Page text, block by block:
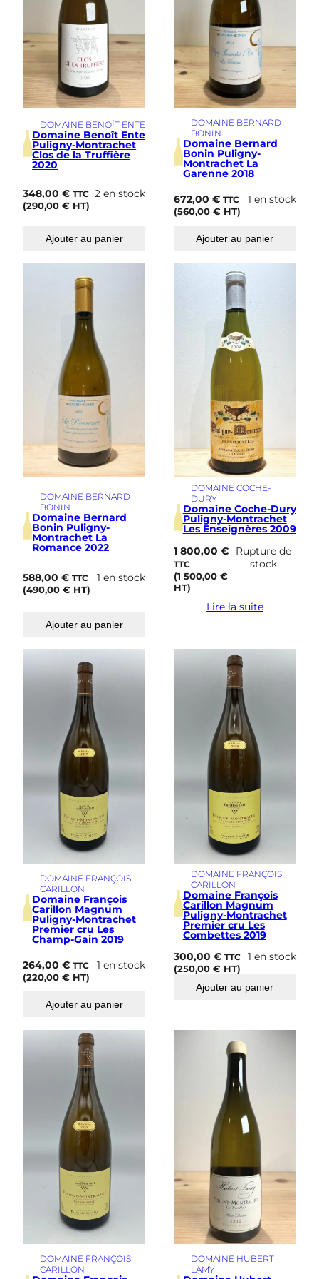
DOMAINE BENOÎT ENTE
Domaine Benoît Ente
Puligny-Montrachet
Clos de la Truffière
2020
348,00€ TTC
(290,00€ HT)
2 en stock
Ajouter au panier
DOMAINE BERNARD
BONIN
Domaine Bernard
Bonin Puligny-
Montrachet La
Garenne 2018
672,00 € TTC
(560,00 €HT)
1 en stock
Ajouter au panier
DOMAINE BERNARD
BONIN
Domaine Bernard
Bonin Puligny-
Montrachet La
Romance 2022
588,00€ TTC
(490,00€ HT)
1 en stock
Ajouter au panier
DOMAINE COCHE-
DURY
Domaine Coche-Dury
Puligny-Montrachet
Les Enseignères 2009
1 800,00 €
TTC
(1 500,00 €
HT)
Rupture de
stock
Lire la suite
DOMAINE FRANÇOIS
CARILLON
Domaine François
Carillon Magnum
Puligny-Montrachet
Premier cru Les
Champ-Gain 2019
264,00€ TTC
(220,00€ HT)
1 en stock
Ajouter au panier
DOMAINE FRANÇOIS
CARILLON
Domaine François
Carillon Magnum
Puligny-Montrachet
Premier cru Les
Combettes 2019
300,00 € TTC
(250,00 €HT)
1 en stock
Ajouter au panier
DOMAINE FRANÇOIS
CARILLON
DOMAINE HUBERT
LAMY